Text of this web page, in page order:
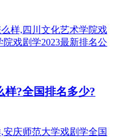
样?全国排名多少?